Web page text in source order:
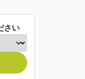
さい